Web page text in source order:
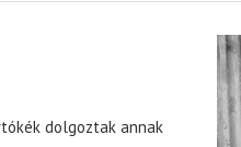
dolgoztak annak